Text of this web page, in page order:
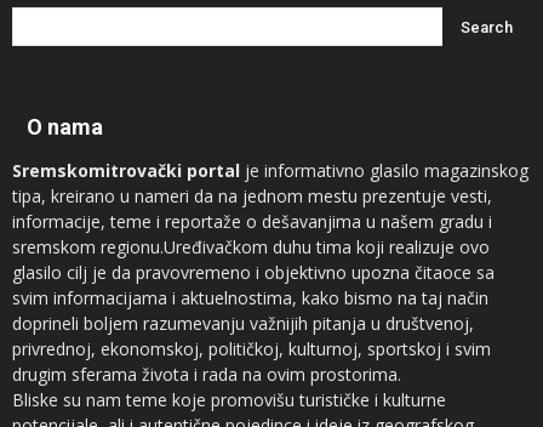
O nama
Sremskomitrovački portal je informativno glasilo magazinskog
tipa, kreirano u nameri da na jednom mestu prezentuje vesti,
informacije, teme i reportaže o dešavanjima u našem gradu i
sremskom regionu.Uređivačkom duhu tima koji realizuje ovo
glasilo cilj je da pravovremeno i objektivno upozna čitaoce sa
svim informacijama i aktuelnostima, kako bismo na taj način
doprineli boljem razumevanju važnijih pitanja u društvenoj,
privrednoj, ekonomskoj, političkoj, kulturnoj, sportskoj i svim
drugim sferama života i rada na ovim prostorima.
Bliske su nam teme koje promovišu turističke i kulturne